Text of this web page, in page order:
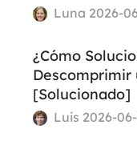
Luna 2026-
¿Cómo
Descomprimir
[Solucionado]
Luis 2026-